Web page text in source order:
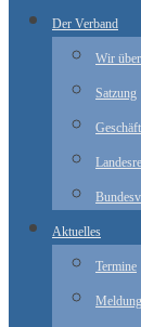
Inhalt
springen
Der Verband
Wir
Satzung
Aktuelles
Termine